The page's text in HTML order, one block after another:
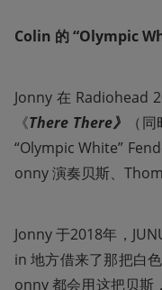
Colin 的 “Olympic
Jonny 在 Radiohead
《There There》
（
“Olympic White”
onny 演奏贝斯、
Jonny 于2018年，
in 地方借来了那把白
onny 都会用这把贝斯